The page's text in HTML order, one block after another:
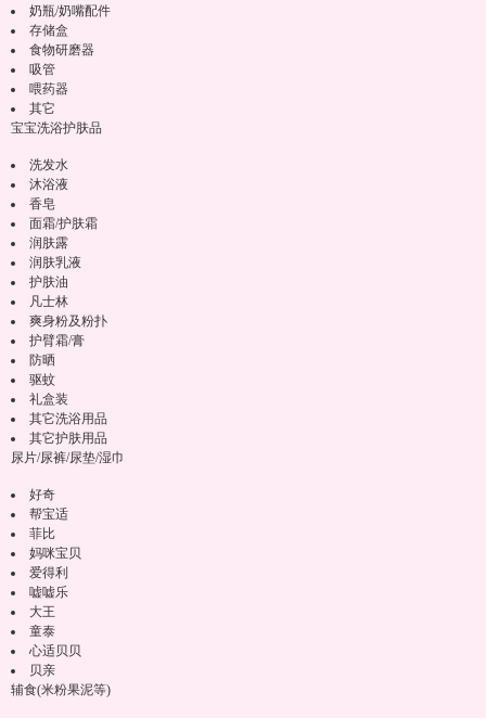
奶瓶/奶嘴配件
存储盒
食物研磨器
吸管
喂药器
其它
宝宝洗浴护肤品
洗发水
沐浴液
香皂
面霜/护肤霜
润肤露
润肤乳液
护肤油
凡士林
爽身粉及粉扑
护臂霜/膏
防晒
驱蚊
礼盒装
其它洗浴用品
其它护肤用品
尿片/尿裤/尿垫/湿巾
好奇
帮宝适
菲比
妈咪宝贝
爱得利
嘘嘘乐
大王
童泰
心适贝贝
贝亲
辅食(米粉果泥等)